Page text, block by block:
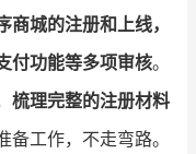
商城的注册和上线，
付功能等多项审核。
梳理完整的注册材料
备工作，不走弯路。